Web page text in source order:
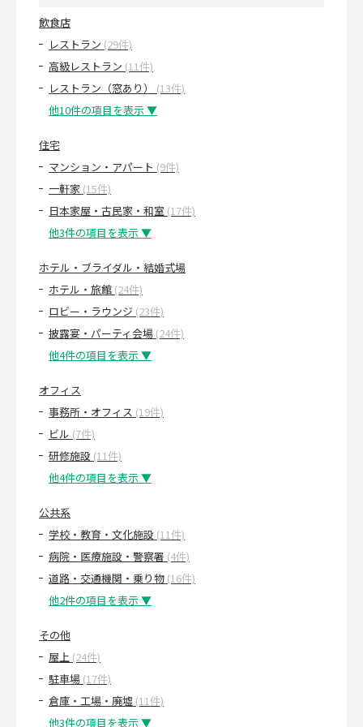
飲食店
レストラン (29件)
高級レストラン (11件)
レストラン（窓あり） (13件)
他10件の項目を表示 ▼
住宅
マンション・アパート (9件)
一軒家 (15件)
日本家屋・古民家・和室 (17件)
他3件の項目を表示 ▼
ホテル・ブライダル・結婚式場
ホテル・旅館 (24件)
ロビー・ラウンジ (23件)
披露宴・パーティ会場 (24件)
他4件の項目を表示 ▼
オフィス
事務所・オフィス (19件)
ビル (7件)
研修施設 (11件)
他4件の項目を表示 ▼
公共系
学校・教育・文化施設 (11件)
病院・医療施設・警察署 (4件)
道路・交通機関・乗り物 (16件)
他2件の項目を表示 ▼
その他
屋上 (24件)
駐車場 (17件)
倉庫・工場・廃墟 (11件)
他3件の項目を表示 ▼